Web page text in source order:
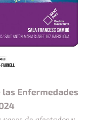
las Enfermedades